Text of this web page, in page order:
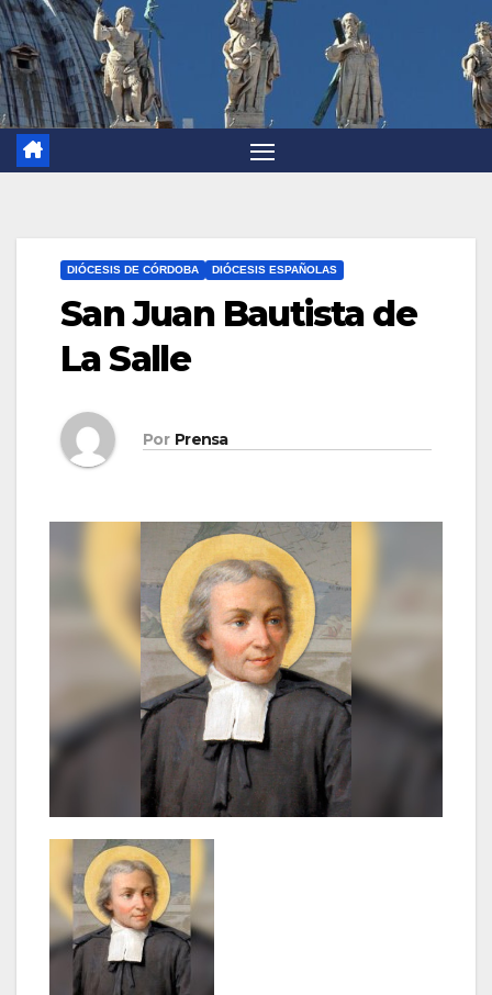
DIÓCESIS DE CÓRDOBA DIÓCESIS ESPAÑOLAS
San Juan Bautista de
La Salle
Por Prensa